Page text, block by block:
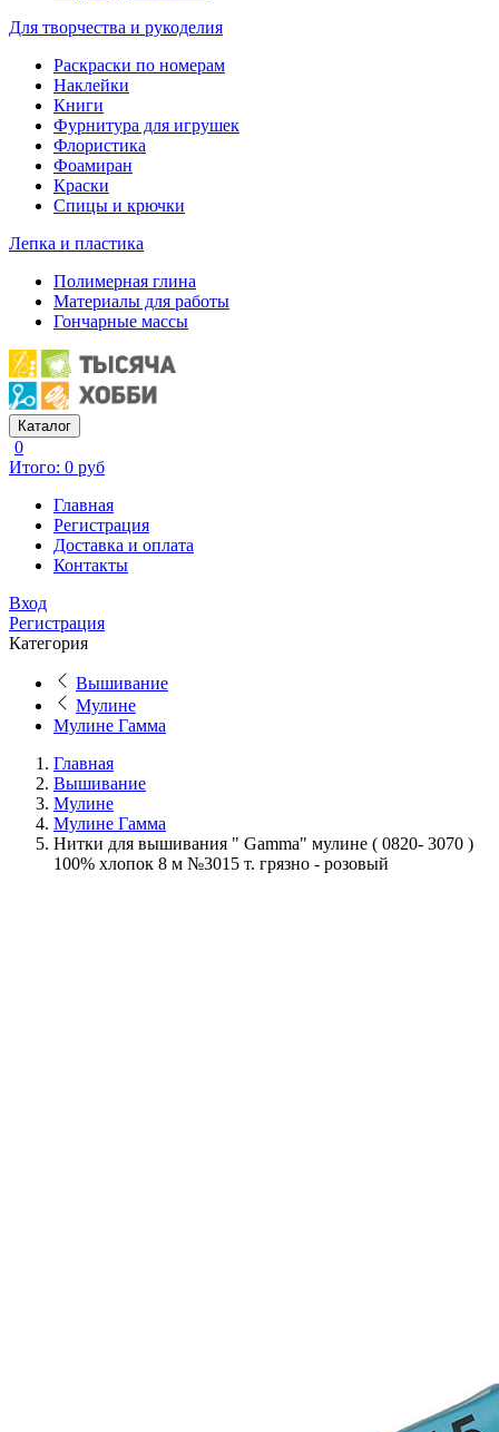
Для творчества и рукоделия
Раскраски по номерам
Наклейки
Книги
Фурнитура для игрушек
Флористика
Фоамиран
Краски
Спицы и крючки
Лепка и пластика
Полимерная глина
Материалы для работы
Гончарные массы
Каталог
0
Итого: 0 руб
Главная
Регистрация
Доставка и оплата
Контакты
Вход
Регистрация
Категория
Вышивание
Мулине
Мулине Гамма
Главная
Вышивание
Мулине
Мулине Гамма
Нитки для вышивания " Gamma" мулине ( 0820- 3070 )
100% хлопок 8 м №3015 т. грязно - розовый